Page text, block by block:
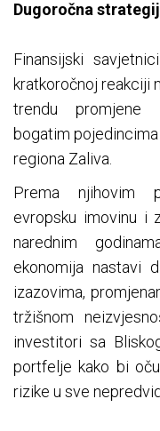
Dugoročna
Finansijski
kratkoročnoj reakciji
trendu promjene
bogatim
regiona Zaliva.
Prema njihovim
evropsku imovinu i
narednim
ekonomija nastavi
izazovima,
tržišnom
investitori sa
portfelje kako bi
rizike u sve